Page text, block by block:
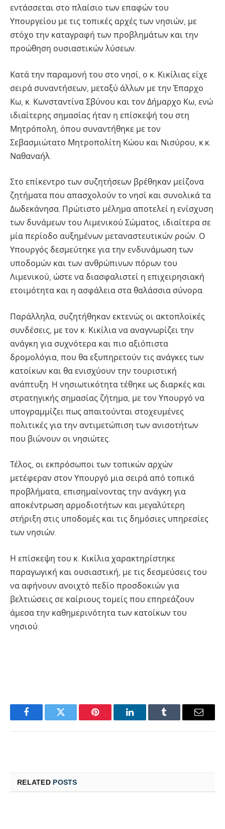
εντάσσεται στο πλαίσιο των επαφών του
Υπουργείου με τις τοπικές αρχές των νησιών, με
στόχο την καταγραφή των προβλημάτων και την
προώθηση ουσιαστικών λύσεων.
Κατά την παραμονή του στο νησί, ο κ. Κικίλιας είχε
σειρά συναντήσεων, μεταξύ άλλων με την Έπαρχο
Κω, κ. Κωνσταντίνα Σβύνου και τον Δήμαρχο Κω, ενώ
ιδιαίτερης σημασίας ήταν η επίσκεψή του στη
Μητρόπολη, όπου συναντήθηκε με τον
Σεβασμιώτατο Μητροπολίτη Κώου και Νισύρου, κ.κ.
Ναθαναήλ.
Στο επίκεντρο των συζητήσεων βρέθηκαν μείζονα
ζητήματα που απασχολούν το νησί και συνολικά τα
Δωδεκάνησα. Πρώτιστο μέλημα αποτελεί η ενίσχυση
των δυνάμεων του Λιμενικού Σώματος, ιδιαίτερα σε
μία περίοδο αυξημένων μεταναστευτικών ροών. Ο
Υπουργός δεσμεύτηκε για την ενδυνάμωση των
υποδομών και των ανθρώπινων πόρων του
Λιμενικού, ώστε να διασφαλιστεί η επιχειρησιακή
ετοιμότητα και η ασφάλεια στα θαλάσσια σύνορα.
Παράλληλα, συζητήθηκαν εκτενώς οι ακτοπλοϊκές
συνδέσεις, με τον κ. Κικίλια να αναγνωρίζει την
ανάγκη για συχνότερα και πιο αξιόπιστα
δρομολόγια, που θα εξυπηρετούν τις ανάγκες των
κατοίκων και θα ενισχύουν την τουριστική
ανάπτυξη. Η νησιωτικότητα τέθηκε ως διαρκές και
στρατηγικής σημασίας ζήτημα, με τον Υπουργό να
υπογραμμίζει πως απαιτούνται στοχευμένες
πολιτικές για την αντιμετώπιση των ανισοτήτων
που βιώνουν οι νησιώτες.
Τέλος, οι εκπρόσωποι των τοπικών αρχών
μετέφεραν στον Υπουργό μια σειρά από τοπικά
προβλήματα, επισημαίνοντας την ανάγκη για
αποκέντρωση αρμοδιοτήτων και μεγαλύτερη
στήριξη στις υποδομές και τις δημόσιες υπηρεσίες
των νησιών.
Η επίσκεψη του κ. Κικίλια χαρακτηρίστηκε
παραγωγική και ουσιαστική, με τις δεσμεύσεις του
να αφήνουν ανοιχτό πεδίο προσδοκιών για
βελτιώσεις σε καίριους τομείς που επηρεάζουν
άμεσα την καθημερινότητα των κατοίκων του
νησιού.
FacebookTwitter Pinterest LinkedInTumblr Email
RELATED POSTS